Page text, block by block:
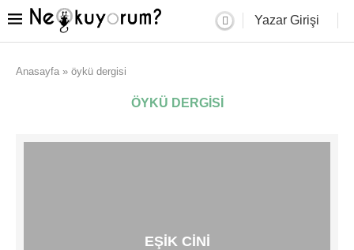
Yazar Girişi
Anasayfa » öykü dergisi
ÖYKÜ DERGISI
EŞIK CINI